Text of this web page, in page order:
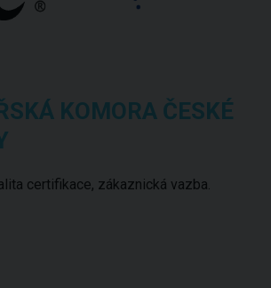
KOMORA ČESKÉ
certifikace, zákaznická vazba.